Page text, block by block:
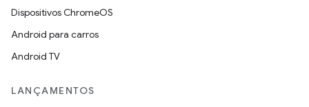
Dispositivos ChromeOS
Android para carros
Android TV
LANÇAMENTOS